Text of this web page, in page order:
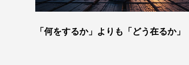
「何をするか」よりも「どう在るか」